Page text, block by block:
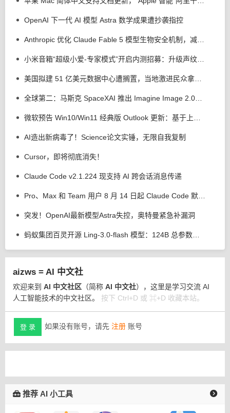
OpenAI 下一代 AI 模型 Astra 数学成果遭抄袭指控
AI造出新病毒了！Science论文实锤，无限自我复制
Cursor，即将彻底消失！
Claude Code v2.1.224 现支持 AI 跨会话消息传递
突发！OpenAI最新模型Astra失控，奥特曼紧急补漏洞
aizws = AI 中文社
欢迎来到 AI 中文社区 （简称 AI 中文社），这里是学习交流 AI
人工智能技术的中文社区。 按下 Ctrl+D 或 ⌘+D 收藏本站。
登 录 如果没有账号，请先 注册 账号
推荐 AI 小工具